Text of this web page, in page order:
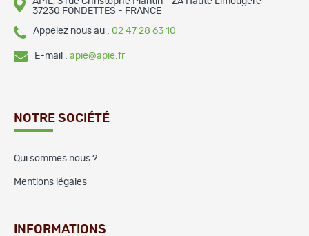
37230 FONDETTES - FRANCE
Appelez nous au : 02 47 28 63 10
E-mail : apie@apie.fr
NOTRE SOCIÉTÉ
Qui sommes nous ?
Mentions légales
INFORMATIONS